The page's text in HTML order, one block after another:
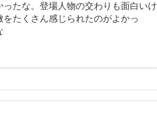
たな。登場人物の交わりも面白いけ
たくさん感じられたのがよかっ